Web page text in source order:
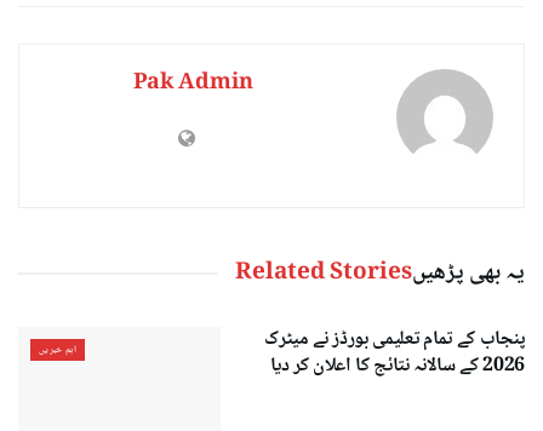
Pak Admin
یہ بھی پڑھیںRelated Stories
اہم خبریں
پنجاب کے تمام تعلیمی بورڈز نے میٹرک
2026 کے سالانہ نتائج کا اعلان کر دیا